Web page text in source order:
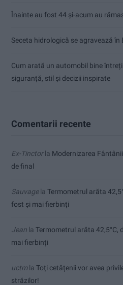
Înainte au fost 44 și-acum au
Seceta hidrologică se agravează în
Cum arată un automobil bine
siguranță, stil și decizii inspirate
Comentarii recente
Ex-Tinctorla Modernizarea
de final
Sauvagela Termometrul arăta
fost și mai fierbinți
Jean la Termometrul arăta 42,5°C,
mai fierbinți
uctmla Toți cetățenii vor avea
străzilor!